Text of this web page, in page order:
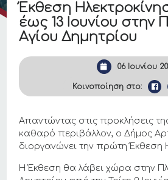
Έκθεση
έως 13 Ιουνίου στην
Αγίου Δημητρίου
06 Ιουνίου
Κοινοποίηση στο:
Απαντώντας στις προκλήσεις
καθαρό περιβάλλον, ο Δήμος
διοργανώνει την πρώτη Έκθεση
Η Έκθεση θα λάβει χώρα στην